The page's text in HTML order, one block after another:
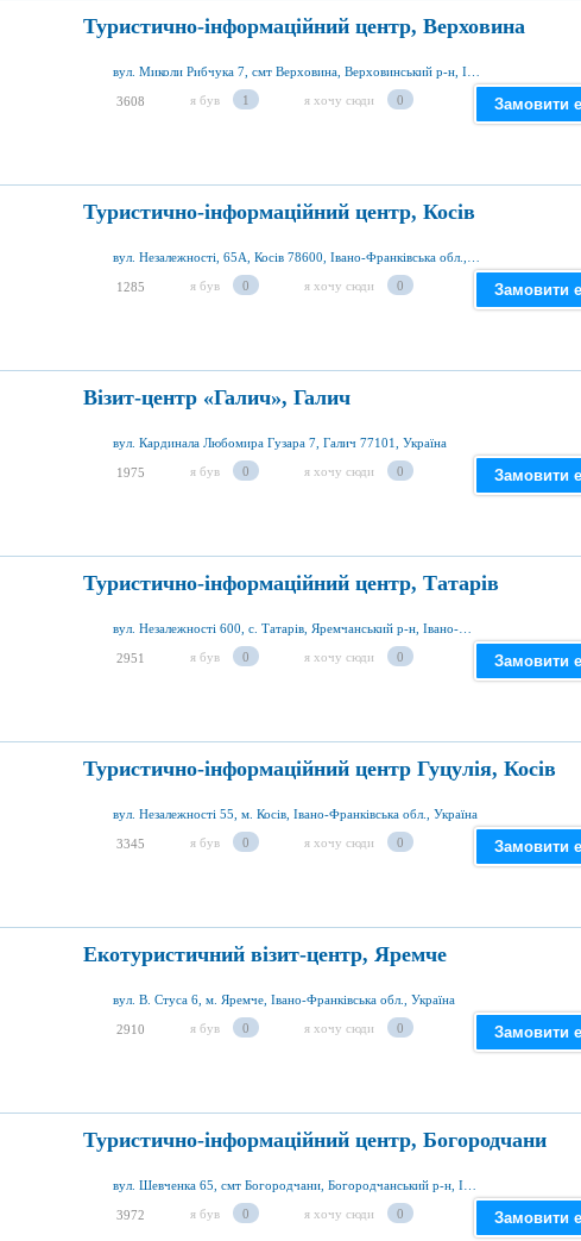
Туристично-інформаційний центр, Верховина
3608 я був 1 я хочу сюди 0 Замовити
Туристично-інформаційний центр, Косів
1285 я був 0 я хочу сюди 0 Замовити
Візит-центр «Галич», Галич
вул. Кардинала Любомира Гузара 7, Галич 77101, Україна
1975 я був 0 я хочу сюди 0 Замовити
Туристично-інформаційний центр, Татарів
2951 я був 0 я хочу сюди 0 Замовити
Туристично-інформаційний центр Гуцулія, Косів
вул. Незалежності 55, м. Косів, Івано-Франківська обл., Україна
3345 я був 0 я хочу сюди 0 Замовити
Екотуристичний візит-центр, Яремче
вул. В. Стуса 6, м. Яремче, Івано-Франківська обл., Україна
2910 я був 0 я хочу сюди 0 Замовити
Туристично-інформаційний центр, Богородчани
3972 я був 0 я хочу сюди 0 Замовити